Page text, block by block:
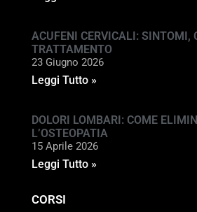
ACUFENI CERVICALI: SINTOMI,
TRATTAMENTO
23 Giugno 2026
Leggi Tutto »
DOLORI LOMBARI: COME
L’OSTEOPATIA
15 Aprile 2026
Leggi Tutto »
CORSI